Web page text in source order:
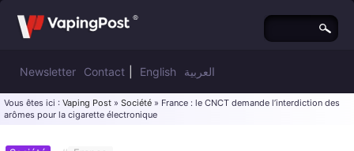
Newsletter Contact English العربية
Vous êtes ici : Vaping Post » Société » France : le CNCT demande l’interdiction des
arômes pour la cigarette électronique